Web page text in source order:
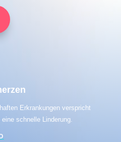
Erkrankungen verspricht
eine schnelle Linderung.